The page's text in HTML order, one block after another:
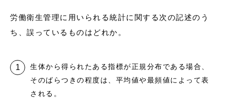
労働衛生管理に用いられる統計に関する次の記述のう
ち、誤っているものはどれか。
生体から得られたある指標が正規分布である場合、
そのばらつきの程度は、平均値や最頻値によって表
される。